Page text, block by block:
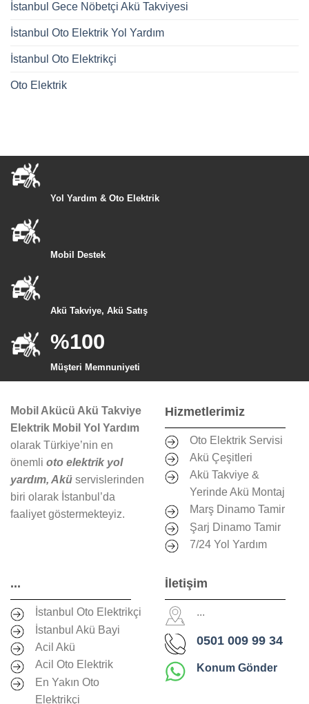
İstanbul Gece Nöbetçi Akü Takviyesi
İstanbul Oto Elektrik Yol Yardım
İstanbul Oto Elektrikçi
Oto Elektrik
Yol Yardım & Oto Elektrik
Mobil Destek
Akü Takviye, Akü Satış
%100
Müşteri Memnuniyeti
Mobil Akücü Akü Takviye
Elektrik Mobil Yol Yardım
olarak Türkiye’nin en
önemli oto elektrik yol
yardım, Akü servislerinden
biri olarak İstanbul’da
faaliyet göstermekteyiz.
Hizmetlerimiz
Oto Elektrik Servisi
Akü Çeşitleri
Akü Takviye &
Yerinde Akü Montaj
Marş Dinamo Tamir
Şarj Dinamo Tamir
7/24 Yol Yardım
...
İstanbul Oto Elektrikçi
İstanbul Akü Bayi
Acil Akü
Acil Oto Elektrik
En Yakın Oto
Elektrikçi
İletişim
...
0501 009 99 34
Konum Gönder